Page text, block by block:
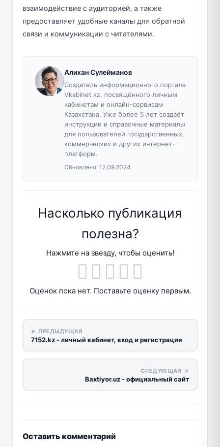
взаимодействие с аудиторией, а также
предоставляет удобные каналы для обратной
связи и коммуникации с читателями.
Алихан Сулейманов
Создатель информационного портала
Vkabinet.kz, посвящённого личным
кабинетам и онлайн-сервисам
Казахстана. Уже более 5 лет создаёт
инструкции и справочные материалы
для пользователей государственных,
коммерческих и других интернет-
платформ.
Обновлено: 12.09.2024
Насколько публикация
полезна?
Нажмите на звезду, чтобы оценить!
Оценок пока нет. Поставьте оценку первым.
← ПРЕДЫДУЩАЯ
7152.kz - личный кабинет, вход и регистрация
СЛЕДУЮЩАЯ →
Baxtiyor.uz - официальный сайт
Оставить комментарий